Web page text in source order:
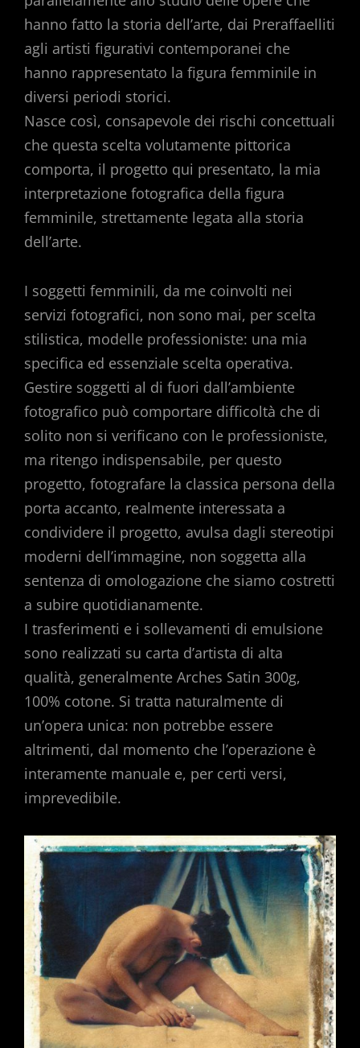
hanno fatto la storia dell’arte, dai Preraffaelliti
agli artisti figurativi contemporanei che
hanno rappresentato la figura femminile in
diversi periodi storici.
Nasce così, consapevole dei rischi concettuali
che questa scelta volutamente pittorica
comporta, il progetto qui presentato, la mia
interpretazione fotografica della figura
femminile, strettamente legata alla storia
dell’arte.
I soggetti femminili, da me coinvolti nei
servizi fotografici, non sono mai, per scelta
stilistica, modelle professioniste: una mia
specifica ed essenziale scelta operativa.
Gestire soggetti al di fuori dall’ambiente
fotografico può comportare difficoltà che di
solito non si verificano con le professioniste,
ma ritengo indispensabile, per questo
progetto, fotografare la classica persona della
porta accanto, realmente interessata a
condividere il progetto, avulsa dagli stereotipi
moderni dell’immagine, non soggetta alla
sentenza di omologazione che siamo costretti
a subire quotidianamente.
I trasferimenti e i sollevamenti di emulsione
sono realizzati su carta d’artista di alta
qualità, generalmente Arches Satin 300g,
100% cotone. Si tratta naturalmente di
un’opera unica: non potrebbe essere
altrimenti, dal momento che l’operazione è
interamente manuale e, per certi versi,
imprevedibile.